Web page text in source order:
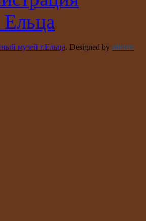
музей г.Ельца. Designed by allelets